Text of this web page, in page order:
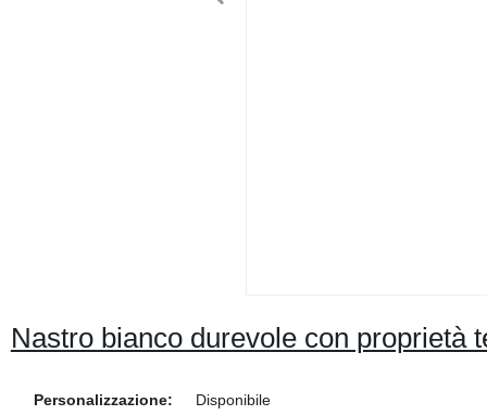
Nastro bianco durevole con proprietà
Personalizzazione:
Disponibile